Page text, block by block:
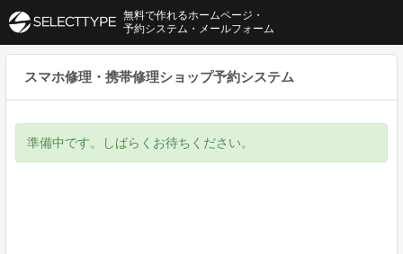
スマホ修理・携帯修理ショップ予約システム
準備中です。しばらくお待ちください。
無料で作れるホームページ・
予約システム・メールフォーム